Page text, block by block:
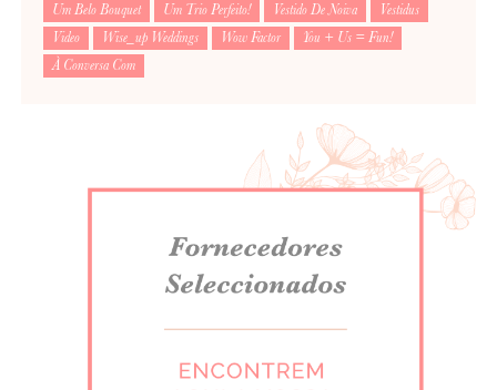
Um Belo Bouquet
Um Trio Perfeito! Vestido De Noiva
Vestidus
Video
Wise_up Weddings Wow Factor
You + Us = Fun!
À Conversa Com